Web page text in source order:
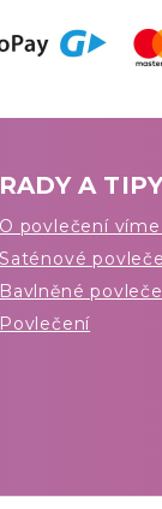
RADY A
O povlečení víme
Saténové
Bavlněné
Povlečení